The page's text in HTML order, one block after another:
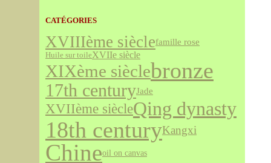
CATÉGORIES
XVIIIème sièclefamille rose
Huile sur toileXVIIe siècle
XIXème sièclebronze
17th centuryJade
XVIIème siècleQing dynasty
18th centuryKangxi
Chineoil on canvas